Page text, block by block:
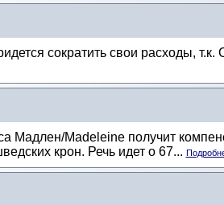
сократить свои расходы, т.к.
Madeleine получит
крон. Речь идет о 67...